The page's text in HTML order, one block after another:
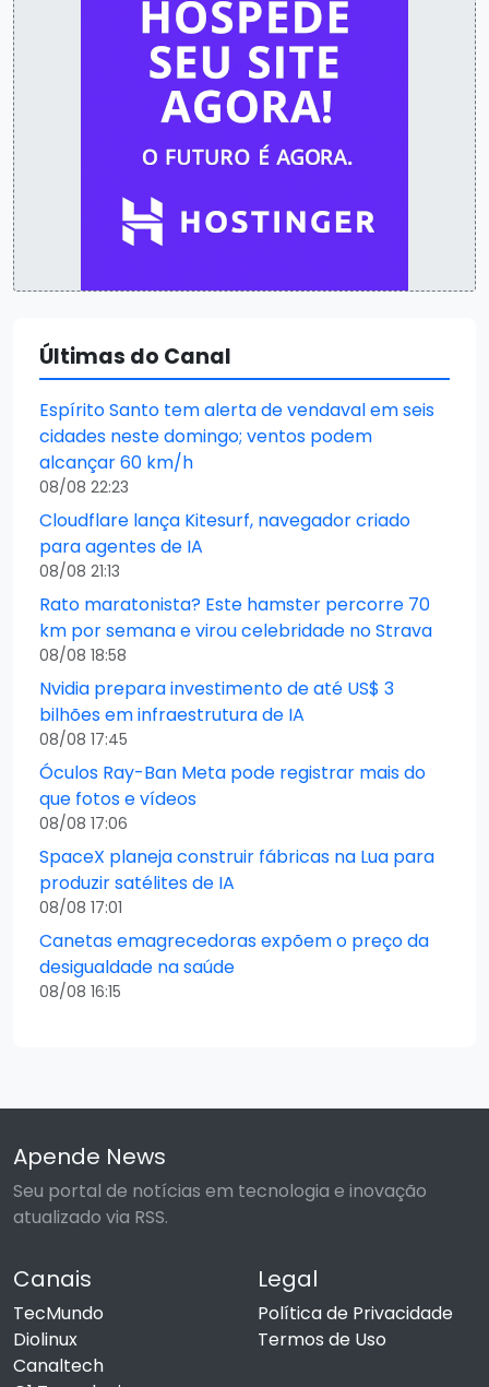
Últimas do Canal
Espírito Santo tem alerta de vendaval em seis
cidades neste domingo; ventos podem
alcançar 60 km/h
08/08 22:23
Cloudflare lança Kitesurf, navegador criado
para agentes de IA
08/08 21:13
Rato maratonista? Este hamster percorre 70
km por semana e virou celebridade no Strava
08/08 18:58
Nvidia prepara investimento de até US$ 3
bilhões em infraestrutura de IA
08/08 17:45
Óculos Ray-Ban Meta pode registrar mais do
que fotos e vídeos
08/08 17:06
SpaceX planeja construir fábricas na Lua para
produzir satélites de IA
08/08 17:01
Canetas emagrecedoras expõem o preço da
desigualdade na saúde
08/08 16:15
Apende News
Seu portal de notícias em tecnologia e inovação
atualizado via RSS.
Canais
TecMundo
Diolinux
Canaltech
Legal
Política de Privacidade
Termos de Uso